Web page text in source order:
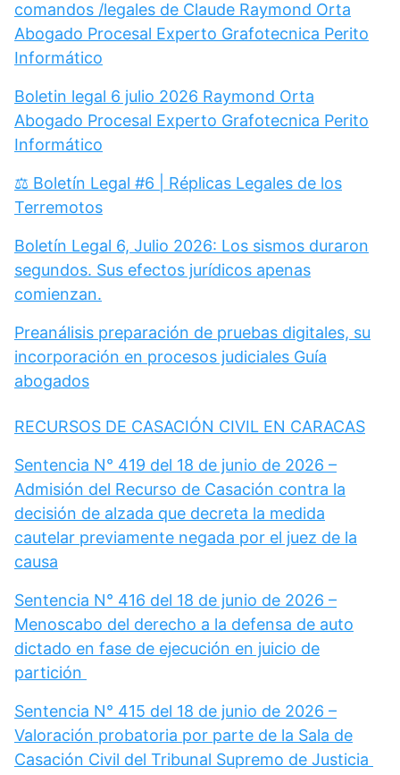
comandos /legales de Claude Raymond Orta
Abogado Procesal Experto Grafotecnica Perito
Informático
Boletin legal 6 julio 2026 Raymond Orta
Abogado Procesal Experto Grafotecnica Perito
Informático
⚖️ Boletín Legal #6 | Réplicas Legales de los
Terremotos
Boletín Legal 6, Julio 2026: Los sismos duraron
segundos. Sus efectos jurídicos apenas
comienzan.
Preanálisis preparación de pruebas digitales, su
incorporación en procesos judiciales Guía
abogados
RECURSOS DE CASACIÓN CIVIL EN CARACAS
Sentencia N° 419 del 18 de junio de 2026 –
Admisión del Recurso de Casación contra la
decisión de alzada que decreta la medida
cautelar previamente negada por el juez de la
causa
Sentencia N° 416 del 18 de junio de 2026 –
Menoscabo del derecho a la defensa de auto
dictado en fase de ejecución en juicio de
partición
Sentencia N° 415 del 18 de junio de 2026 –
Valoración probatoria por parte de la Sala de
Casación Civil del Tribunal Supremo de Justicia